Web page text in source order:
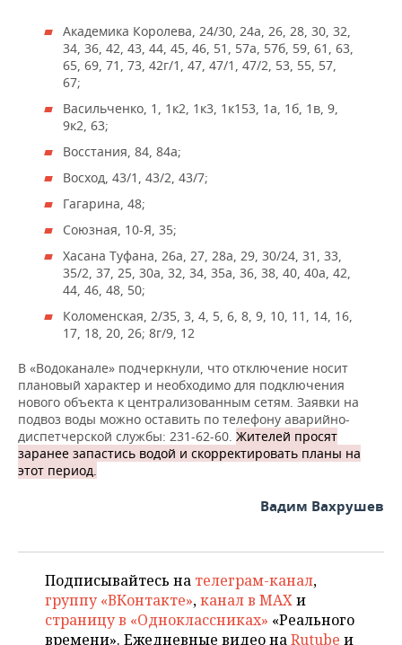
ВОДНЫЕ ВИДЫ СПОРТА
ОБРАЗОВАНИЕ
Академика Королева, 24/30, 24а, 26, 28, 30, 32,
34, 36, 42, 43, 44, 45, 46, 51, 57а, 57б, 59, 61, 63,
65, 69, 71, 73, 42г/1, 47, 47/1, 47/2, 53, 55, 57,
67;
Васильченко, 1, 1к2, 1к3, 1к153, 1а, 1б, 1в, 9,
9к2, 63;
Восстания, 84, 84а;
Восход, 43/1, 43/2, 43/7;
Гагарина, 48;
Союзная, 10-Я, 35;
Хасана Туфана, 26а, 27, 28а, 29, 30/24, 31, 33,
35/2, 37, 25, 30а, 32, 34, 35а, 36, 38, 40, 40а, 42,
44, 46, 48, 50;
Коломенская, 2/35, 3, 4, 5, 6, 8, 9, 10, 11, 14, 16,
17, 18, 20, 26; 8г/9, 12
В «Водоканале» подчеркнули, что отключение носит
плановый характер и необходимо для подключения
нового объекта к централизованным сетям. Заявки на
подвоз воды можно оставить по телефону аварийно-
диспетчерской службы: 231-62-60. Жителей просят
заранее запастись водой и скорректировать планы на
этот период.
Вадим Вахрушев
Подписывайтесь на телеграм-канал,
группу «ВКонтакте»,канал в MAXи
страницу в «Одноклассниках» «Реального
времени». Ежедневные видео наRutube и